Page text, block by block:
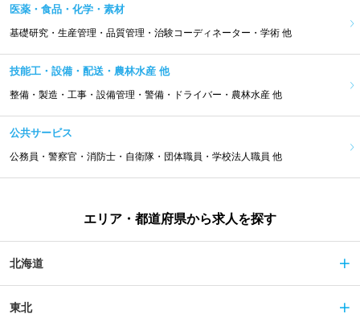
医薬・食品・化学・素材
基礎研究・生産管理・品質管理・治験コーディネーター・学術 他
技能工・設備・配送・農林水産 他
整備・製造・工事・設備管理・警備・ドライバー・農林水産 他
公共サービス
公務員・警察官・消防士・自衛隊・団体職員・学校法人職員 他
エリア・都道府県から求人を探す
北海道
東北